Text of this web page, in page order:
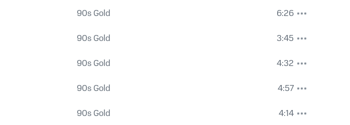
90s Gold
6:26
90s Gold
3:45
90s Gold
4:32
90s Gold
4:57
90s Gold
4:14